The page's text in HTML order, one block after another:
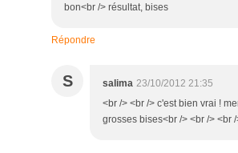
bon<br /> résultat, bises
Répondre
S salima 23/10/2012 21:35
<br /> <br /> c'est bien vrai !
grosses bises<br /> <br /> <br